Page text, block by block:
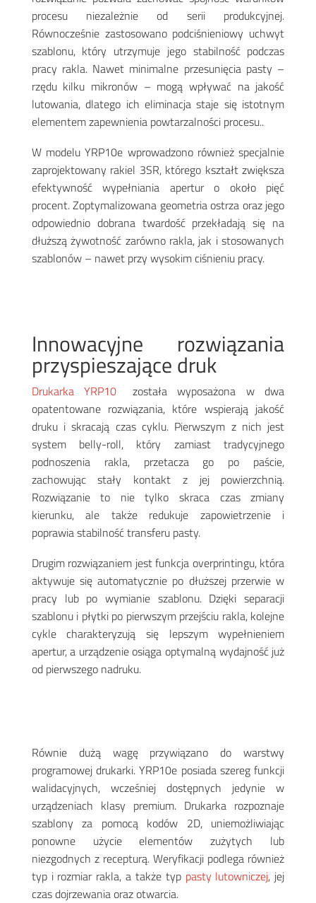
procesu niezależnie od serii produkcyjnej.
Równocześnie zastosowano podciśnieniowy uchwyt
szablonu, który utrzymuje jego stabilność podczas
pracy rakla. Nawet minimalne przesunięcia pasty –
rzędu kilku mikronów – mogą wpływać na jakość
lutowania, dlatego ich eliminacja staje się istotnym
elementem zapewnienia powtarzalności procesu..
W modelu YRP10e wprowadzono również specjalnie
zaprojektowany rakiel 3SR, którego kształt zwiększa
efektywność wypełniania apertur o około pięć
procent. Zoptymalizowana geometria ostrza oraz jego
odpowiednio dobrana twardość przekładają się na
dłuższą żywotność zarówno rakla, jak i stosowanych
szablonów – nawet przy wysokim ciśnieniu pracy.
Innowacyjne rozwiązania
przyspieszające druk
Drukarka YRP10
została wyposażona w dwa
opatentowane rozwiązania, które wspierają jakość
druku i skracają czas cyklu. Pierwszym z nich jest
system belly-roll, który zamiast tradycyjnego
podnoszenia rakla, przetacza go po paście,
zachowując stały kontakt z jej powierzchnią.
Rozwiązanie to nie tylko skraca czas zmiany
kierunku, ale także redukuje zapowietrzenie i
poprawia stabilność transferu pasty.
Drugim rozwiązaniem jest funkcja overprintingu, która
aktywuje się automatycznie po dłuższej przerwie w
pracy lub po wymianie szablonu. Dzięki separacji
szablonu i płytki po pierwszym przejściu rakla, kolejne
cykle charakteryzują się lepszym wypełnieniem
apertur, a urządzenie osiąga optymalną wydajność już
od pierwszego nadruku.
Równie dużą wagę przywiązano do warstwy
programowej drukarki. YRP10e posiada szereg funkcji
walidacyjnych, wcześniej dostępnych jedynie w
urządzeniach klasy premium. Drukarka rozpoznaje
szablony za pomocą kodów 2D, uniemożliwiając
ponowne użycie elementów zużytych lub
niezgodnych z recepturą. Weryfikacji podlega również
typ i rozmiar rakla, a także typ pasty lutowniczej, jej
czas dojrzewania oraz otwarcia.